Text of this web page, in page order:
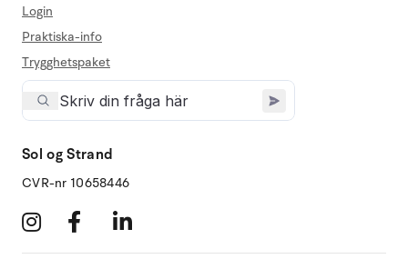
Login
Praktiska-info
Trygghetspaket
Sol og Strand
CVR-nr 10658446